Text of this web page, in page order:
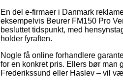
En del e-firmaer i Danmark
eksempelvis Beurer FM150 Pro
besluttet tidspunkt, med
holder fyraften.
Nogle få online forhandlere
for en konkret pris. Ellers bør man
Frederikssund eller Haslev – vil